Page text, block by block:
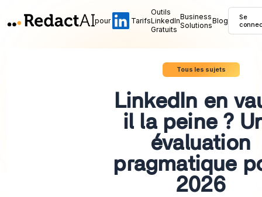
pour Tarifs
Outils
LinkedIn
Gratuits
Business
SolutionsBlog
Se
Tous les sujets
LinkedIn en
il la peine ?
évaluation
pragmatique
2026